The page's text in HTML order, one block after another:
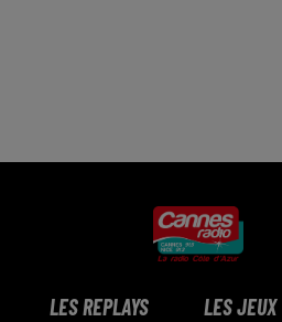
LES REPLAYS LES JEUX